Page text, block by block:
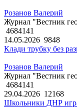
Розанов Валерий
Журнал "Вестник
4684141
14.05.2026 9848
Клади трубку без
Розанов Валерий
Журнал "Вестник
4684141
29.04.2026 12168
Школьники ДНР